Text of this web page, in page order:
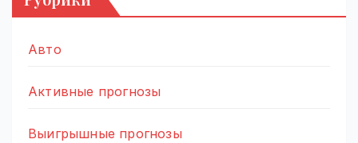
Авто
Активные прогнозы
Выигрышные прогнозы